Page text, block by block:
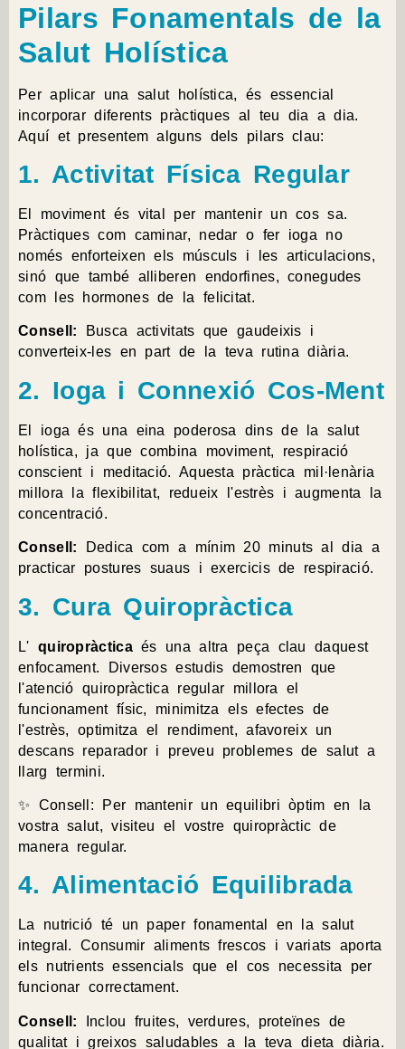
Pilars Fonamentals de la
Salut Holística
Per aplicar una salut holística, és essencial
incorporar diferents pràctiques al teu dia a dia.
Aquí et presentem alguns dels pilars clau:
1. Activitat Física Regular
El moviment és vital per mantenir un cos sa.
Pràctiques com caminar, nedar o fer ioga no
només enforteixen els músculs i les articulacions,
sinó que també alliberen endorfines, conegudes
com les hormones de la felicitat.
Consell: Busca activitats que gaudeixis i
converteix-les en part de la teva rutina diària.
2. Ioga i Connexió Cos-Ment
El ioga és una eina poderosa dins de la salut
holística, ja que combina moviment, respiració
conscient i meditació. Aquesta pràctica mil·lenària
millora la flexibilitat, redueix l'estrès i augmenta la
concentració.
Consell: Dedica com a mínim 20 minuts al dia a
practicar postures suaus i exercicis de respiració.
3. Cura Quiropràctica
L' quiropràcticaés una altra peça clau daquest
enfocament. Diversos estudis demostren que
l'atenció quiropràctica regular millora el
funcionament físic, minimitza els efectes de
l'estrès, optimitza el rendiment, afavoreix un
descans reparador i preveu problemes de salut a
llarg termini.
✨ Consell: Per mantenir un equilibri òptim en la
vostra salut, visiteu el vostre quiropràctic de
manera regular.
4. Alimentació Equilibrada
La nutrició té un paper fonamental en la salut
integral. Consumir aliments frescos i variats aporta
els nutrients essencials que el cos necessita per
funcionar correctament.
Consell: Inclou fruites, verdures, proteïnes de
qualitat i greixos saludables a la teva dieta diària.